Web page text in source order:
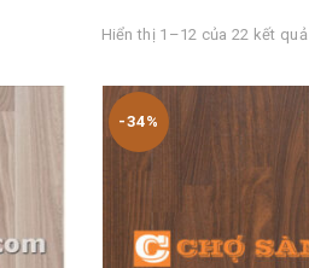
Hiển thị 1–12 của 22 kết quả
-34%